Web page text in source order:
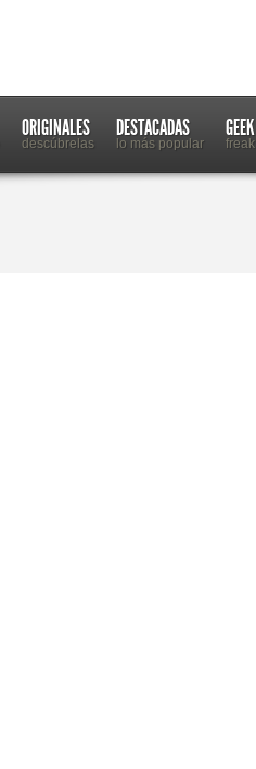
ORIGINALES
descúbrelas
DESTACADAS
lo más popular
GEEK
freak